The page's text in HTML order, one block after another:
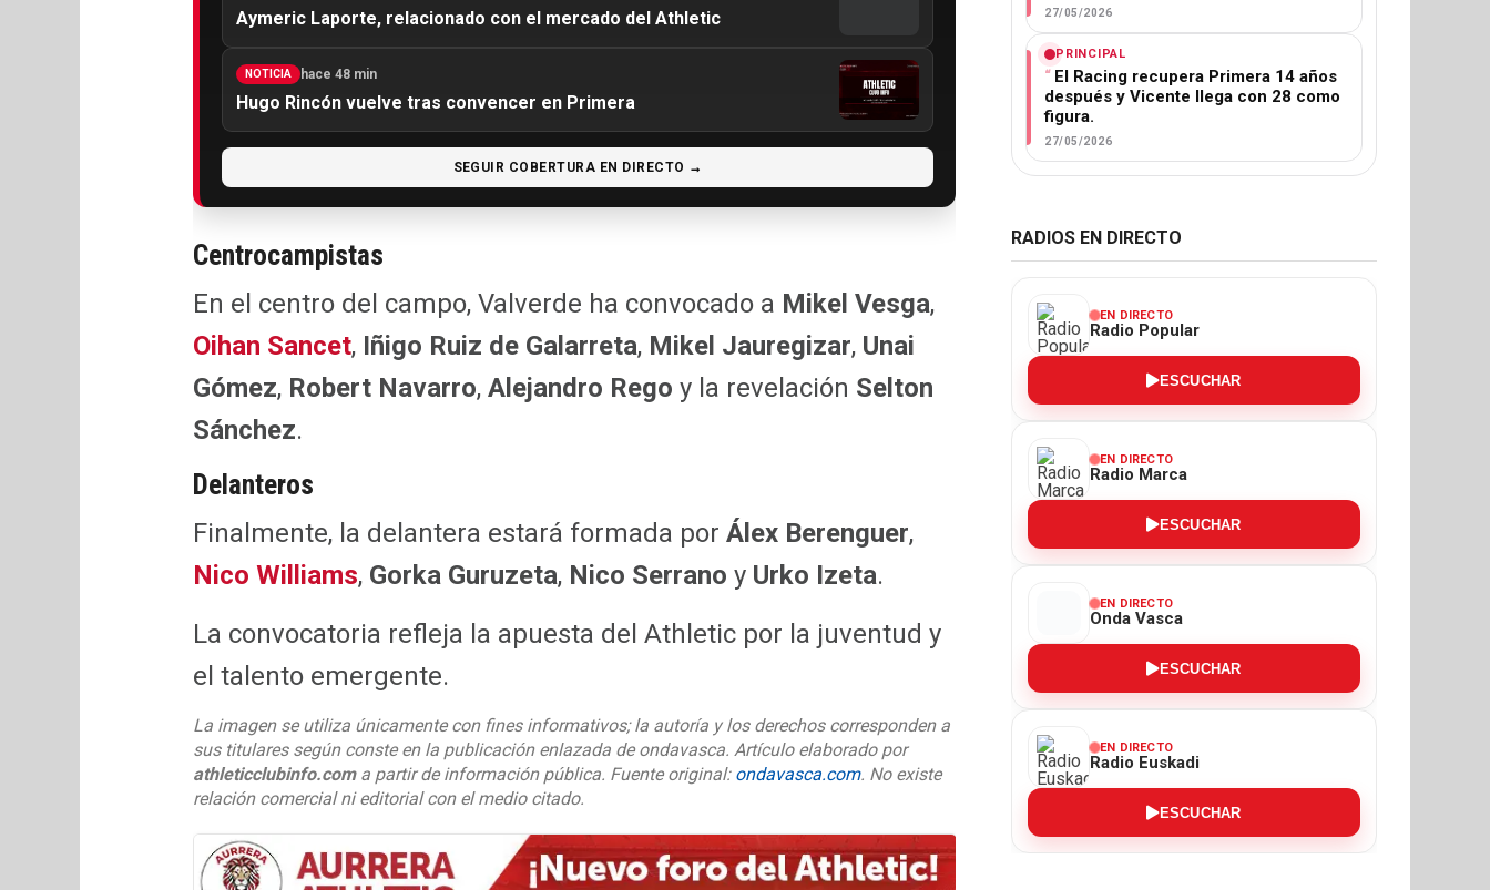
Aymeric Laporte, relacionado con el mercado del Athletic
NOTICIA hace 48 min
Hugo Rincón vuelve tras convencer en Primera
SEGUIR COBERTURA EN DIRECTO →
Centrocampistas
En el centro del campo, Valverde ha convocado a Mikel Vesga,
Oihan Sancet, Iñigo Ruiz de Galarreta, Mikel Jauregizar, Unai
Gómez, Robert Navarro, Alejandro Rego y la revelación Selton
Sánchez.
Delanteros
Finalmente, la delantera estará formada por Álex Berenguer,
Nico Williams, Gorka Guruzeta, Nico Serrano y Urko Izeta.
La convocatoria refleja la apuesta del Athletic por la juventud y
el talento emergente.
La imagen se utiliza únicamente con fines informativos; la autoría y los derechos corresponden a
sus titulares según conste en la publicación enlazada de ondavasca. Artículo elaborado por
athleticclubinfo.coma partir de información pública. Fuente original: ondavasca.com. No existe
relación comercial ni editorial con el medio citado.
27/05/2026
PRINCIPAL
El Racing recupera Primera 14 años
después y Vicente llega con 28 como
figura.
27/05/2026
RADIOS EN DIRECTO
EN DIRECTO
Radio Popular
ESCUCHAR
EN DIRECTO
Radio Marca
ESCUCHAR
EN DIRECTO
Onda Vasca
ESCUCHAR
EN DIRECTO
Radio Euskadi
ESCUCHAR